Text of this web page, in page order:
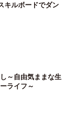
キルボードでダン
～自由気ままな生
ライフ～